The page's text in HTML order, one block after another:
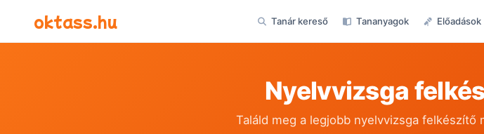
oktass.hu Tanár kereső Tananyagok Előadások
Nyelvvizsga
Találd meg a legjobb nyelvvizsga